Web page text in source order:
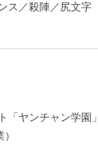
ス／殺陣／尻文字
「ヤンチャン学園